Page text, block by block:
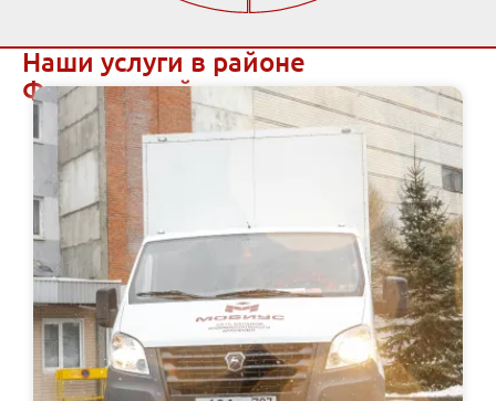
Наши услуги в районе
Фрунзенский